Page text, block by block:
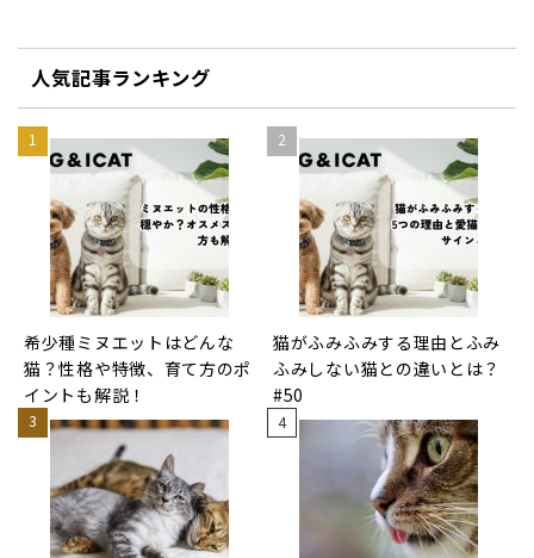
人気記事ランキング
希少種ミヌエットはどんな
猫？性格や特徴、育て方のポ
イントも解説！
猫がふみふみする理由とふみ
ふみしない猫との違いとは？
#50